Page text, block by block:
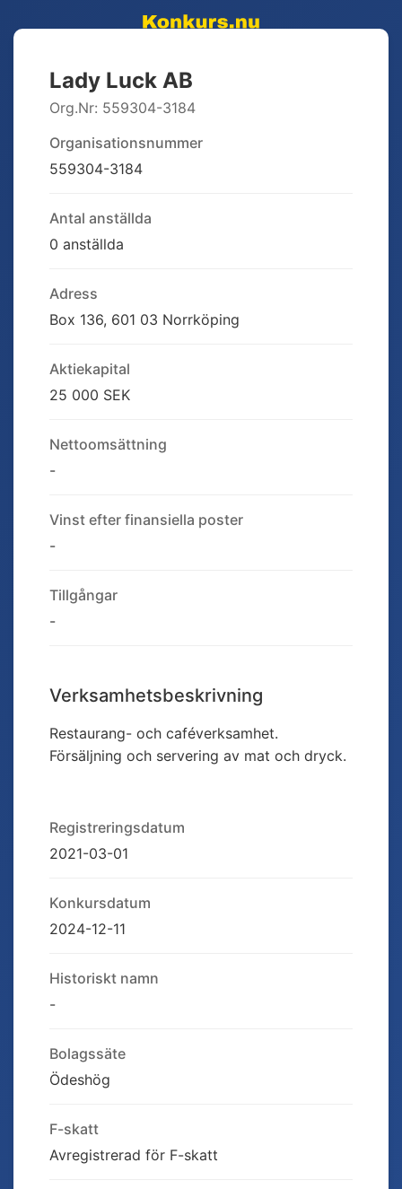
Lady Luck AB
Org.Nr: 559304-3184
Organisationsnummer
559304-3184
Antal anställda
0 anställda
Adress
Box 136, 601 03 Norrköping
Aktiekapital
25 000 SEK
Nettoomsättning
-
Vinst efter finansiella poster
-
Tillgångar
-
Verksamhetsbeskrivning
Restaurang- och caféverksamhet.
Försäljning och servering av mat och dryck.
Registreringsdatum
2021-03-01
Konkursdatum
2024-12-11
Historiskt namn
-
Bolagssäte
Ödeshög
F-skatt
Avregistrerad för F-skatt